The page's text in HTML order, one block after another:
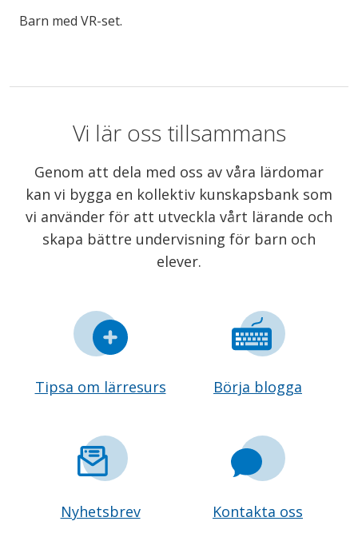
Barn med VR-set.
Vi lär oss tillsammans
Genom att dela med oss av våra lärdomar
kan vi bygga en kollektiv kunskapsbank som
vi använder för att utveckla vårt lärande och
skapa bättre undervisning för barn och
elever.
Tipsa om lärresurs Börja blogga
Nyhetsbrev Kontakta oss